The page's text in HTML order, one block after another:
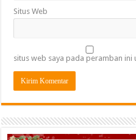
Situs Web
situs web saya pada peramban ini